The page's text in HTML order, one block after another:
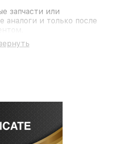
запчасти или
аналоги и только после
комплектующие
гарантия. В случае
и
в ремонтно-